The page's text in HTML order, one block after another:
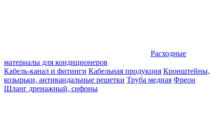
Расходные
материалы для кондиционеров
Кабель-канал и фитинги Кабельная продукция Кронштейны,
козырьки, антивандальные решетки Труба медная Фреон
Шланг дренажный, сифоны